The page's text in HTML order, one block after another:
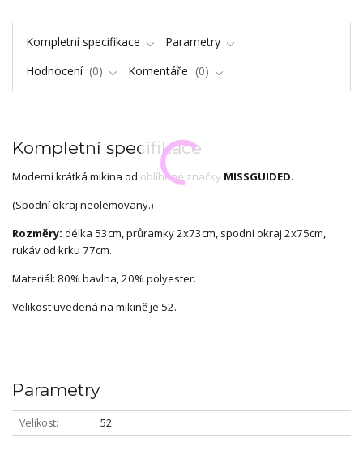
Kompletní specifikace
Parametry
Hodnocení
0 Komentáře 0
Kompletní specifikace
Moderní krátká mikina od oblíbené značky MISSGUIDED.
(Spodní okraj neolemovaný.)
Rozměry: délka 53cm, průramky 2x73cm, spodní okraj 2x75cm,
rukáv od krku 77cm.
Materiál: 80% bavlna, 20% polyester.
Velikost uvedená na mikině je 52.
Parametry
Velikost 52